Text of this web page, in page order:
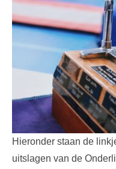
Hieronder staan de
uitslagen van de